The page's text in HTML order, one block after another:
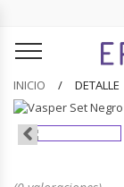
INICIO DETALLE